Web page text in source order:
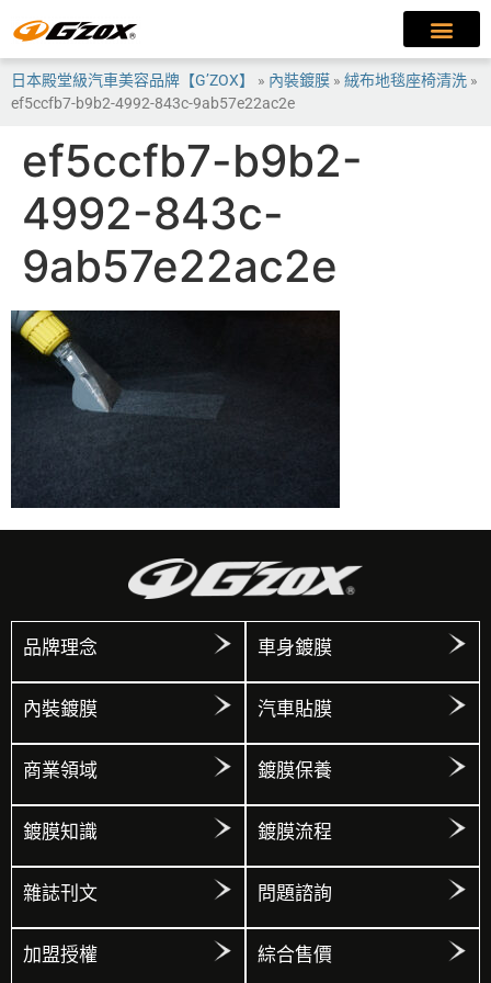
日本殿堂級汽車美容品牌【G’ZOX】 » 內裝鍍膜 » 絨布地毯座椅清洗 »
ef5ccfb7-b9b2-4992-843c-9ab57e22ac2e
ef5ccfb7-b9b2-
4992-843c-
9ab57e22ac2e
品牌理念 車身鍍膜
內裝鍍膜 汽車貼膜
商業領域 鍍膜保養
鍍膜知識 鍍膜流程
雜誌刊文 問題諮詢
加盟授權 綜合售價